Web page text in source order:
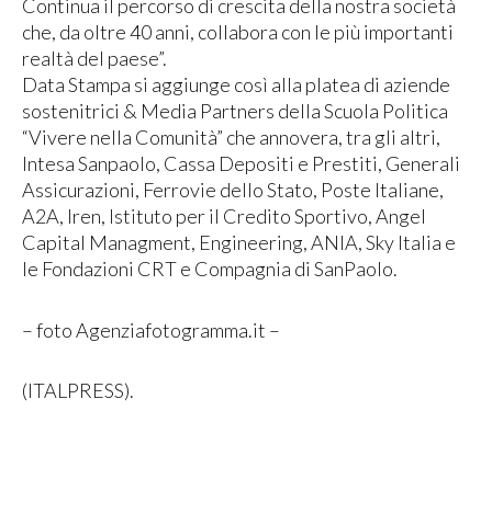
Continua il percorso di crescita della nostra società
che, da oltre 40 anni, collabora con le più importanti
realtà del paese”.
Data Stampa si aggiunge così alla platea di aziende
sostenitrici & Media Partners della Scuola Politica
“Vivere nella Comunità” che annovera, tra gli altri,
Intesa Sanpaolo, Cassa Depositi e Prestiti, Generali
Assicurazioni, Ferrovie dello Stato, Poste Italiane,
A2A, Iren, Istituto per il Credito Sportivo, Angel
Capital Managment, Engineering, ANIA, Sky Italia e
le Fondazioni CRT e Compagnia di SanPaolo.
– foto Agenziafotogramma.it –
(ITALPRESS).